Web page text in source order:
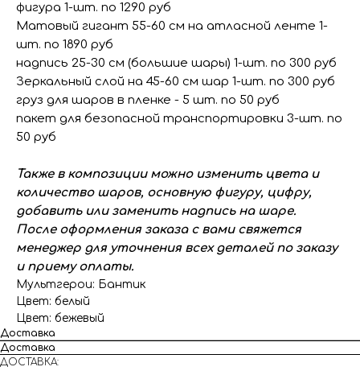
фигура 1-шт. по 1290 руб
Матовый гигант 55-60 см на атласной ленте 1-
шт. по 1890 руб
надпись 25-30 см (большие шары) 1-шт. по 300 руб
Зеркальный слой на 45-60 см шар 1-шт. по 300 руб
груз для шаров в пленке - 5 шт. по 50 руб
пакет для безопасной транспортировки 3-шт. по
50 руб
Также в композиции можно изменить цвета и
количество шаров, основную фигуру, цифру,
добавить или заменить надпись на шаре.
После оформления заказа с вами свяжется
менеджер для уточнения всех деталей по заказу
и приему оплаты.
Мультгерои: Бантик
Цвет: белый
Цвет: бежевый
Доставка
Доставка
ДОСТАВКА: